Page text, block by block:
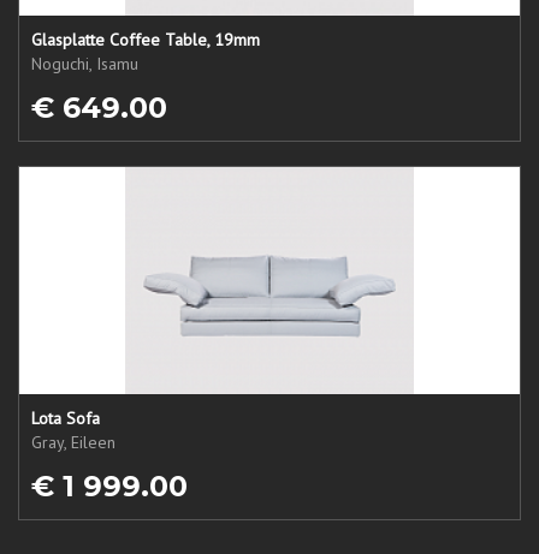
Glasplatte Coffee Table, 19mm
Noguchi, Isamu
€ 649.00
Lota Sofa
Gray, Eileen
€ 1 999.00